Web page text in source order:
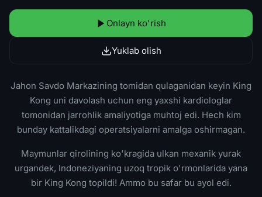
Onlayn ko'rish
Yuklab olish
Jahon Savdo Markazining tomidan qulaganidan keyin King
Kong uni davolash uchun eng yaxshi kardiologlar
tomonidan jarrohlik amaliyotiga muhtoj edi. Hech kim
bunday kattalikdagi operatsiyalarni amalga oshirmagan.
Maymunlar qirolining ko'kragida ulkan mexanik yurak
urgandek, Indoneziyaning uzoq tropik o'rmonlarida yana
bir King Kong topildi! Ammo bu safar bu ayol edi.